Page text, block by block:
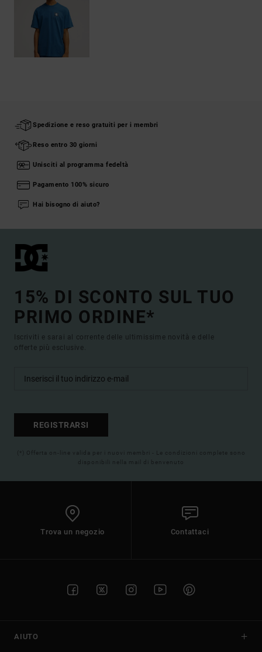
Spedizione e reso gratuiti per i membri
Reso entro 30 giorni
Unisciti al programma fedeltà
Pagamento 100% sicuro
Hai bisogno di aiuto?
15% DI SCONTO SUL TUO
PRIMO ORDINE*
Iscriviti e sarai al corrente delle ultimissime novità e delle
offerte più esclusive.
REGISTRARSI
(*) Offerta on-line valida per i nuovi membri - Le condizioni complete sono
disponibili nella mail di benvenuto
Trova un negozio Contattaci
AIUTO